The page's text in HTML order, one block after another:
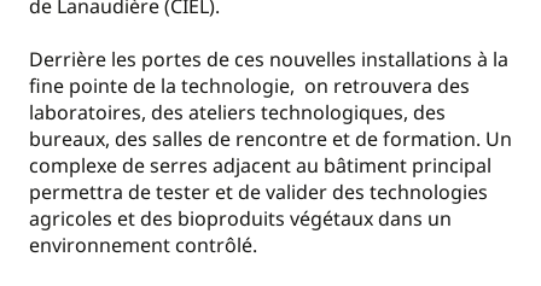
de Lanaudière (CIEL).
Derrière les portes de ces nouvelles installations à la
fine pointe de la technologie, on retrouvera des
laboratoires, des ateliers technologiques, des
bureaux, des salles de rencontre et de formation. Un
complexe de serres adjacent au bâtiment principal
permettra de tester et de valider des technologies
agricoles et des bioproduits végétaux dans un
environnement contrôlé.